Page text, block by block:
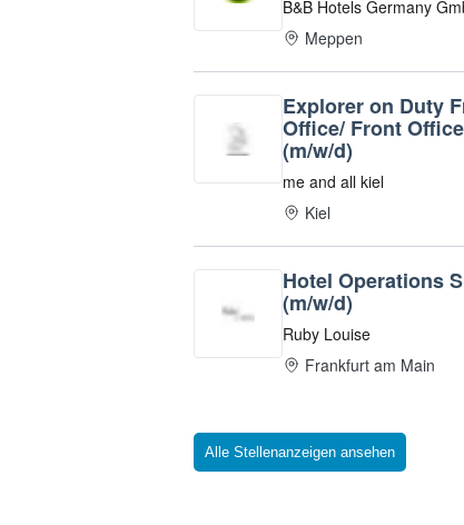
Alle Stellenanzeigen ansehen